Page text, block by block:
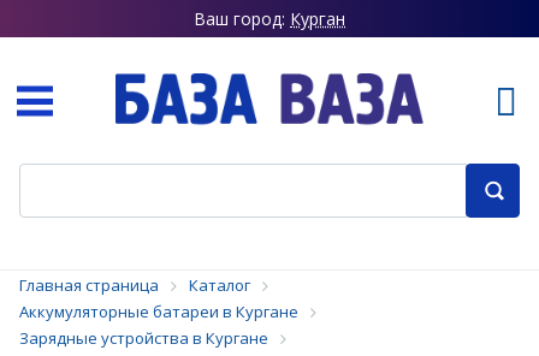
Ваш город: Курган
Главная страница
Каталог
Аккумуляторные батареи в Кургане
Зарядные устройства в Кургане